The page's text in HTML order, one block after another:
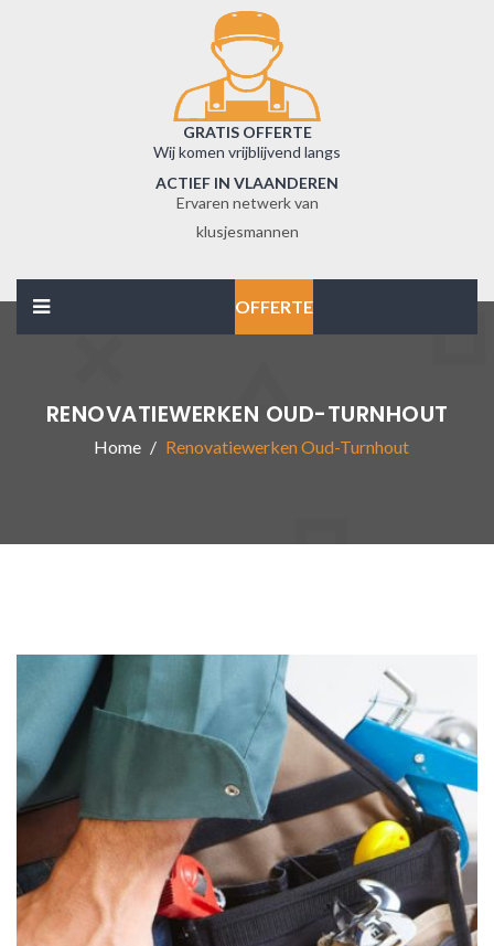
GRATIS OFFERTE
Wij komen vrijblijvend langs
ACTIEF IN VLAANDEREN
Ervaren netwerk van
klusjesmannen
OFFERTE
RENOVATIEWERKEN OUD-TURNHOUT
Home Renovatiewerken Oud-Turnhout